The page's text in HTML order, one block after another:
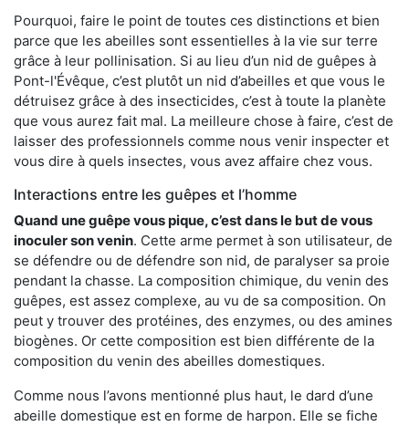
Pourquoi, faire le point de toutes ces distinctions et bien
parce que les abeilles sont essentielles à la vie sur terre
grâce à leur pollinisation. Si au lieu d’un nid de guêpes à
Pont-l'Évêque, c’est plutôt un nid d’abeilles et que vous le
détruisez grâce à des insecticides, c’est à toute la planète
que vous aurez fait mal. La meilleure chose à faire, c’est de
laisser des professionnels comme nous venir inspecter et
vous dire à quels insectes, vous avez affaire chez vous.
Interactions entre les guêpes et l’homme
Quand une guêpe vous pique, c’est dans le but de vous
inoculer son venin. Cette arme permet à son utilisateur, de
se défendre ou de défendre son nid, de paralyser sa proie
pendant la chasse. La composition chimique, du venin des
guêpes, est assez complexe, au vu de sa composition. On
peut y trouver des protéines, des enzymes, ou des amines
biogènes. Or cette composition est bien différente de la
composition du venin des abeilles domestiques.
Comme nous l’avons mentionné plus haut, le dard d’une
abeille domestique est en forme de harpon. Elle se fiche